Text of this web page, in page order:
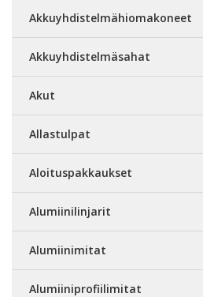
Akkuyhdistelmähiomakoneet
Akkuyhdistelmäsahat
Akut
Allastulpat
Aloituspakkaukset
Alumiinilinjarit
Alumiinimitat
Alumiiniprofiilimitat